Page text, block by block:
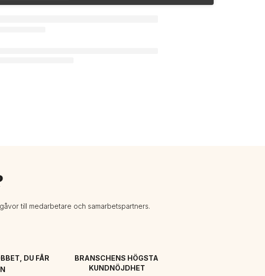
till medarbetare och samarbetspartners.
DU FÅR
BRANSCHENS HÖGSTA
KUNDNÖJDHET